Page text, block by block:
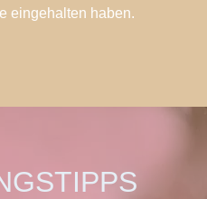
eingehalten haben.